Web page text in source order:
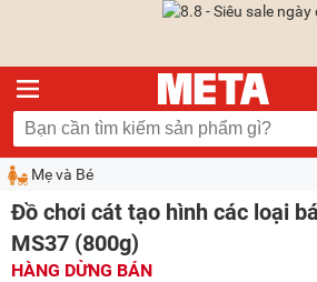
Mẹ và Bé
Đồ chơi cát tạo hình các loại
MS37 (800g)
HÀNG DỪNG BÁN